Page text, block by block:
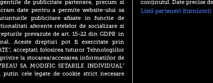
face
timp
(P) Descoperă Lumea
de publicitate partenere, precum si
date pentru a permite website-ului sa
publicitare afisate in functie de
aferente retelelor de socializare si
prevazute de art. 15-22 din GDPR in
Aceste drepturi pot fi exercitate prin
acceptati folosirea tuturor Tehnologiilor
la stocarea/accesarea informatiilor de
SA MODIFIC SETARILE INDIVIDUAL”
cele legate de cookie strict necesare
conținutul. Date precise
Listă parteneri (furnizori)